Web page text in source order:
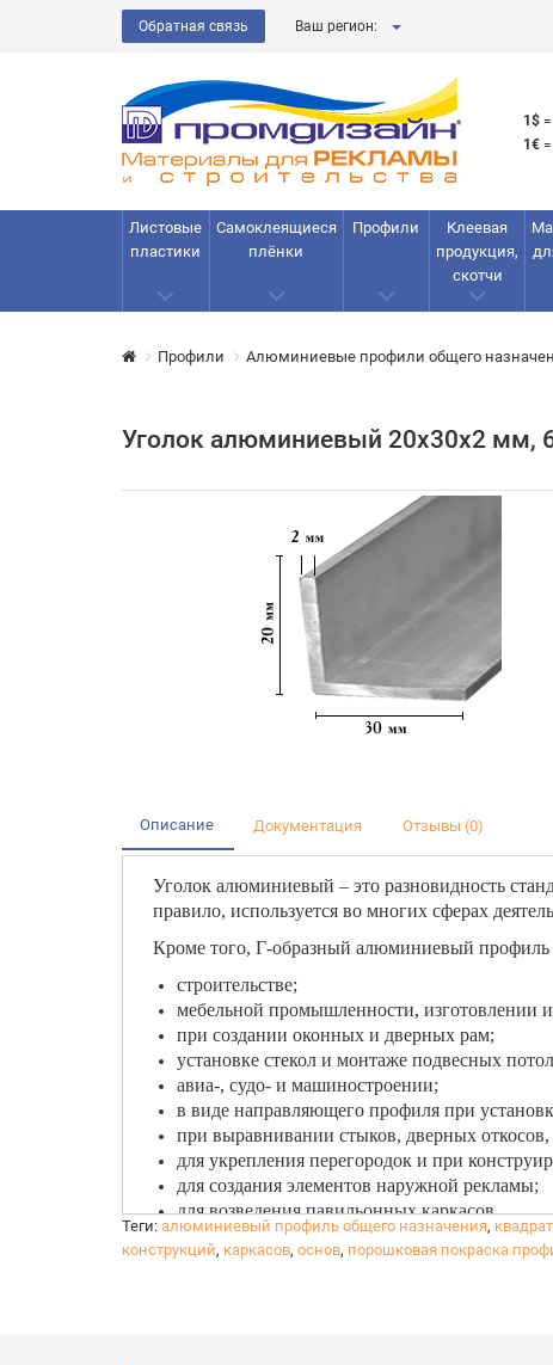
Обратная связь Ваш регион:
1$ =
1€ =
Листовые
пластики
Самоклеящиеся
плёнки
Профили
Клеевая
продукция,
скотчи
Профили Алюминиевые профили общего
Уголок алюминиевый 20х30х2 мм,
Описание Документация Отзывы (0)
Уголок алюминиевый – это разновидность
правило, используется во многих сферах
Кроме того, Г-образный алюминиевый профиль
строительстве;
мебельной промышленности, изготовлении
при создании оконных и дверных рам;
установке стекол и монтаже подвесных
авиа-, судо- и машиностроении;
в виде направляющего профиля при
при выравнивании стыков, дверных откосов,
для укрепления перегородок и при
для создания элементов наружной рекламы;
для возведения павильонных каркасов.
Теги: алюминиевый профиль общего назначения,
конструкций, каркасов, основ, порошковая покраска